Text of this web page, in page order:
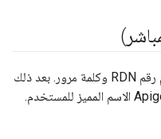
، يوفِّر المستخدم رقم RDN وكلمة مرور. بعد ذلك
تعثر على الدخول الموحّد (SSO) في Apigee الاسم المميز للمستخدم.